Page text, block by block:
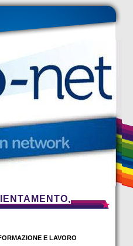
E LAVORO